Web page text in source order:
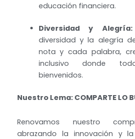
educación financiera.
Diversidad y Alegría:
diversidad y la alegría
nota y cada palabra,
inclusivo donde
bienvenidos.
Nuestro Lema: COMPARTE LO
Renovamos nuestro
abrazando la innovación y